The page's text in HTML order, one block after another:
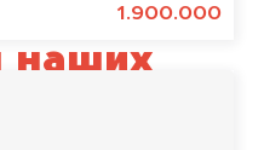
1.900.000
наших